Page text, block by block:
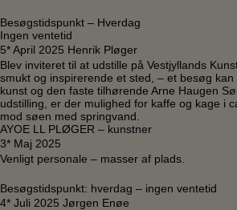
Besøgstidspunkt – Hverdag
Ingen ventetid
5* April 2025 Henrik Pløger
Blev inviteret til at udstille på Vestjyllands
smukt og inspirerende et sted, – et besøg
kunst og den faste tilhørende Arne Haugen
udstilling, er der mulighed for kaffe og kage i
mod søen med springvand.
AYOE LL PLØGER – kunstner
3* Maj 2025
Venligt personale – masser af plads.
Besøgstidspunkt: hverdag – ingen ventetid
4* Juli 2025 Jørgen Enøe